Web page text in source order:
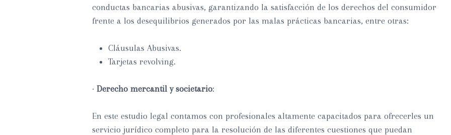
conductas bancarias abusivas, garantizando la satisfacción de los derechos del consumidor
frente a los desequilibrios generados por las malas prácticas bancarias, entre otras:
Cláusulas Abusivas.
Tarjetas revolving.
· Derecho mercantil y societario:
En este estudio legal contamos con profesionales altamente capacitados para ofrecerles un
servicio jurídico completo para la resolución de las diferentes cuestiones que puedan